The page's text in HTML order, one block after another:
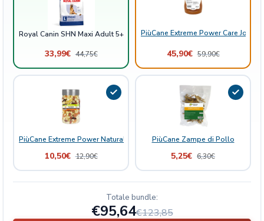
Royal Canin SHN Maxi Adult 5+
33,99€ 44,75€
PiùCane Extreme Power Care Joint
45,90€ 59,90€
PiùCane Extreme Power Natural Delights Mix Frutta
10,50€ 12,90€
PiùCane Zampe di Pollo
5,25€ 6,30€
Totale bundle:
€95,64€123,85